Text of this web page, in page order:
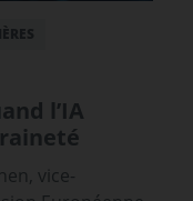
l’IA
vice-